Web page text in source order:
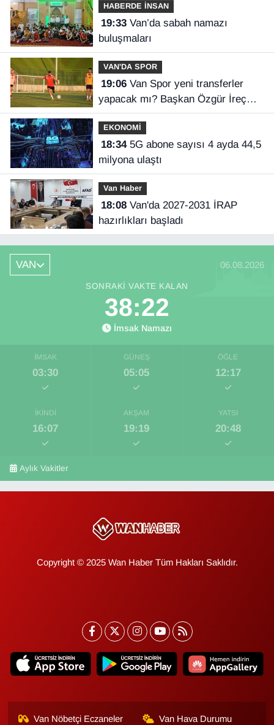
HABERDE İNSAN
19:33Van’da sabah namazı
buluşmaları
VAN'DA SPOR
19:06Van Spor yeni transferler
yapacak mı? Başkan Özgür İreç
İlhan açıkladı
EKONOMİ
18:345G abone sayısı 4 ayda 44,5
milyona ulaştı
Van Haber
18:08Van'da 2027-2031 İRAP
hazırlıkları başladı
VAN 06.08.2026
SONRAKI VAKTE KALAN
38:22
İmsak Namazı
İMSAK
03:30
GÜNEŞ
05:05
ÖĞLE
12:17
İKINDI
16:07
AKŞAM
19:19
YATSI
20:48
Aylık Vakitler
Copyright © 2025 Wan Haber Tüm Hakları Saklıdır.
Van Nöbetçi Eczaneler Van Hava Durumu